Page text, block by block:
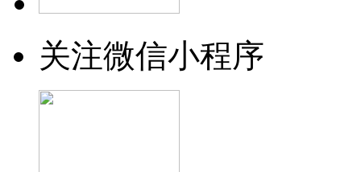
关注微信小程序